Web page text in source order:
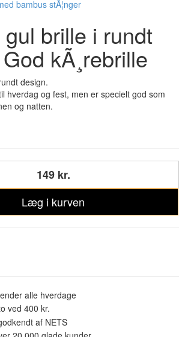
bambus stÃ¦nger
brille i rundt
kÃ¸rebrille
design.
hverdag og fest, men er specielt god som
og natten.
149 kr.
Læg i kurven
alle hverdage
ved 400 kr.
af NETS